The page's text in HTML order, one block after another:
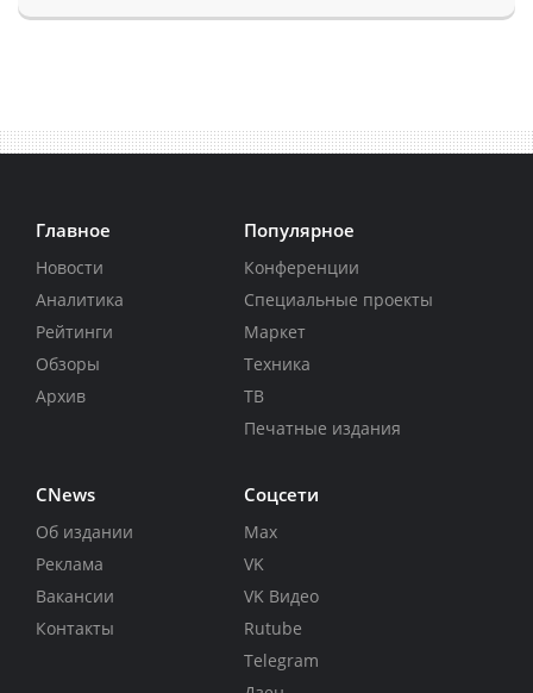
Главное
Новости
Аналитика
Рейтинги
Обзоры
Архив
Популярное
Конференции
Специальные проекты
Маркет
Техника
ТВ
Печатные издания
CNews
Об издании
Реклама
Вакансии
Контакты
Соцсети
Max
VK
VK Видео
Rutube
Telegram